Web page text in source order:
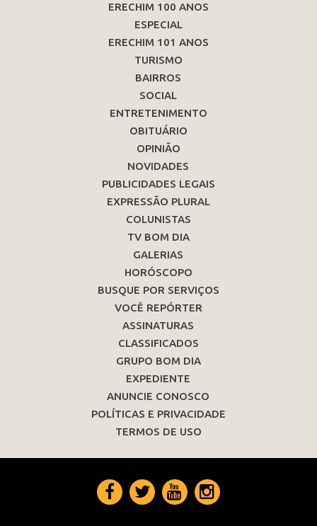
ERECHIM 100 ANOS
ESPECIAL
ERECHIM 101 ANOS
TURISMO
BAIRROS
SOCIAL
ENTRETENIMENTO
OBITUÁRIO
OPINIÃO
NOVIDADES
PUBLICIDADES LEGAIS
EXPRESSÃO PLURAL
COLUNISTAS
TV BOM DIA
GALERIAS
HORÓSCOPO
BUSQUE POR SERVIÇOS
VOCÊ REPÓRTER
ASSINATURAS
CLASSIFICADOS
GRUPO BOM DIA
EXPEDIENTE
ANUNCIE CONOSCO
POLÍTICAS E PRIVACIDADE
TERMOS DE USO